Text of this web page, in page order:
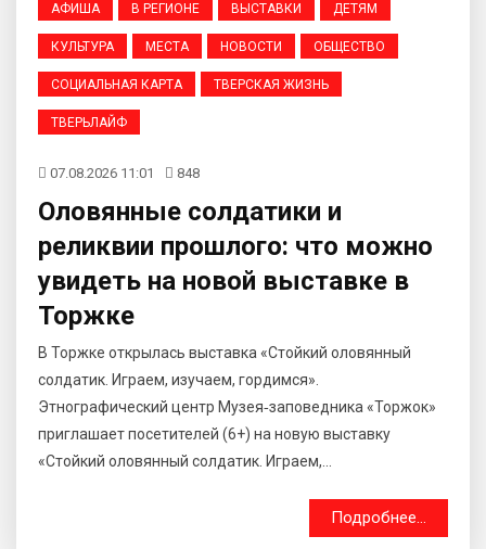
АФИША В РЕГИОНЕ ВЫСТАВКИ ДЕТЯМ
КУЛЬТУРА МЕСТА НОВОСТИ ОБЩЕСТВО
СОЦИАЛЬНАЯ КАРТА ТВЕРСКАЯ ЖИЗНЬ
ТВЕРЬЛАЙФ
07.08.2026 11:01 848
Оловянные солдатики и
реликвии прошлого: что можно
увидеть на новой выставке в
Торжке
В Торжке открылась выставка «Стойкий оловянный
солдатик. Играем, изучаем, гордимся».
Этнографический центр Музея‑заповедника «Торжок»
приглашает посетителей (6+) на новую выставку
«Стойкий оловянный солдатик. Играем,...
Подробнее...